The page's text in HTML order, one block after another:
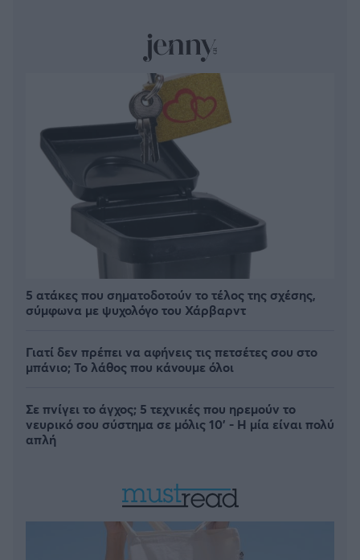
5 ατάκες που σηματοδοτούν το τέλος της σχέσης,
σύμφωνα με ψυχολόγο του Χάρβαρντ
Γιατί δεν πρέπει να αφήνεις τις πετσέτες σου στο
μπάνιο; Το λάθος που κάνουμε όλοι
Σε πνίγει το άγχος; 5 τεχνικές που ηρεμούν το
νευρικό σου σύστημα σε μόλις 10' - Η μία είναι πολύ
απλή